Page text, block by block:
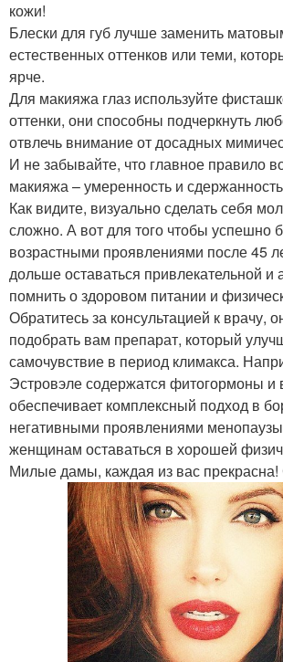
кожи!
Блески для губ лучше заменить
естественных оттенков или теми,
ярче.
Для макияжа глаз используйте
оттенки, они способны подчеркнуть
отвлечь внимание от досадных
И не забывайте, что главное правило
макияжа – умеренность и
Как видите, визуально сделать себя
сложно. А вот для того чтобы успешно
возрастными проявлениями после 45
дольше оставаться привлекательной и
помнить о здоровом питании и
Обратитесь за консультацией к врачу,
подобрать вам препарат, который
самочувствие в период климакса.
Эстровэле содержатся фитогормоны и
обеспечивает комплексный подход в
негативными проявлениями
женщинам оставаться в хорошей
Милые дамы, каждая из вас прекрасна!